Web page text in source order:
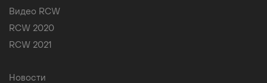
Видео RCW
RCW 2020
RCW 2021
Новости